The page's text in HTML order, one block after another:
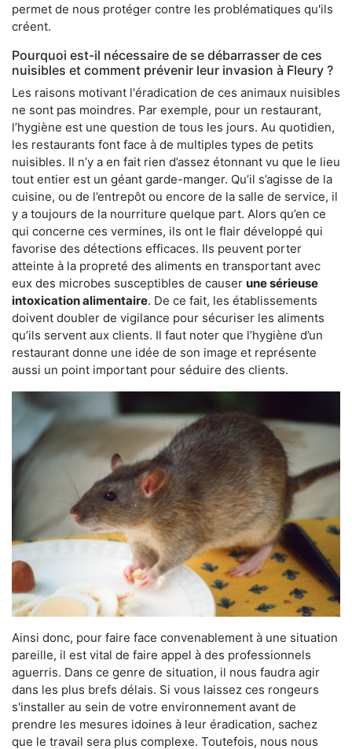
permet de nous protéger contre les problématiques qu'ils
créent.
Pourquoi est-il nécessaire de se débarrasser de ces
nuisibles et comment prévenir leur invasion à Fleury ?
Les raisons motivant l'éradication de ces animaux nuisibles
ne sont pas moindres. Par exemple, pour un restaurant,
l’hygiène est une question de tous les jours. Au quotidien,
les restaurants font face à de multiples types de petits
nuisibles. Il n’y a en fait rien d’assez étonnant vu que le lieu
tout entier est un géant garde-manger. Qu’il s’agisse de la
cuisine, ou de l’entrepôt ou encore de la salle de service, il
y a toujours de la nourriture quelque part. Alors qu’en ce
qui concerne ces vermines, ils ont le flair développé qui
favorise des détections efficaces. Ils peuvent porter
atteinte à la propreté des aliments en transportant avec
eux des microbes susceptibles de causer une sérieuse
intoxication alimentaire. De ce fait, les établissements
doivent doubler de vigilance pour sécuriser les aliments
qu’ils servent aux clients. Il faut noter que l’hygiène d’un
restaurant donne une idée de son image et représente
aussi un point important pour séduire des clients.
Ainsi donc, pour faire face convenablement à une situation
pareille, il est vital de faire appel à des professionnels
aguerris. Dans ce genre de situation, il nous faudra agir
dans les plus brefs délais. Si vous laissez ces rongeurs
s'installer au sein de votre environnement avant de
prendre les mesures idoines à leur éradication, sachez
que le travail sera plus complexe. Toutefois, nous nous